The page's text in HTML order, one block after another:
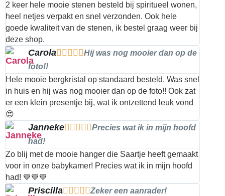
2 keer hele mooie stenen besteld bij spiritueel wonen,
heel netjes verpakt en snel verzonden. Ook hele
goede kwaliteit van de stenen, ik bestel graag weer bij
deze shop.
Carola    Hij was nog mooier dan op de
foto!!
Hele mooie bergkristal op standaard besteld. Was snel
in huis en hij was nog mooier dan op de foto!! Ook zat
er een klein presentje bij, wat ik ontzettend leuk vond
😍
Janneke    Precies wat ik in mijn hoofd
had!
Zo blij met de mooie hanger die Saartje heeft gemaakt
voor in onze babykamer! Precies wat ik in mijn hoofd
had! 💙💙💙
Priscilla    Zeker een aanrader!